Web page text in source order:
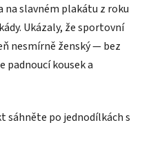
na slavném plakátu z roku
Ukázaly, že sportovní
nesmírně ženský — bez
padnoucí kousek a
sáhněte po jednodílkách s